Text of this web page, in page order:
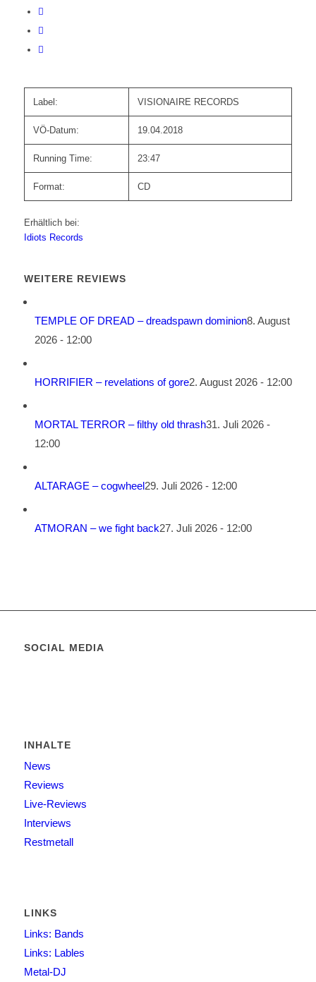
Label: VISIONAIRE RECORDS
VÖ-Datum: 19.04.2018
Running Time: 23:47
Format: CD
Erhältlich bei:
Idiots Records
WEITERE REVIEWS
TEMPLE OF DREAD – dreadspawn dominion8. August
2026 - 12:00
HORRIFIER – revelations of gore2. August 2026 - 12:00
MORTAL TERROR – filthy old thrash31. Juli 2026 -
12:00
ALTARAGE – cogwheel29. Juli 2026 - 12:00
ATMORAN – we fight back27. Juli 2026 - 12:00
SOCIAL MEDIA
INHALTE
News
Reviews
Live-Reviews
Interviews
Restmetall
LINKS
Links: Bands
Links: Lables
Metal-DJ